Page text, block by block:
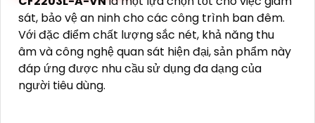
sát, bảo vệ an ninh cho các công trình ban đêm.
Với đặc điểm chất lượng sắc nét, khả năng thu
âm và công nghệ quan sát hiện đại, sản phẩm này
đáp ứng được nhu cầu sử dụng đa dạng của
người tiêu dùng.